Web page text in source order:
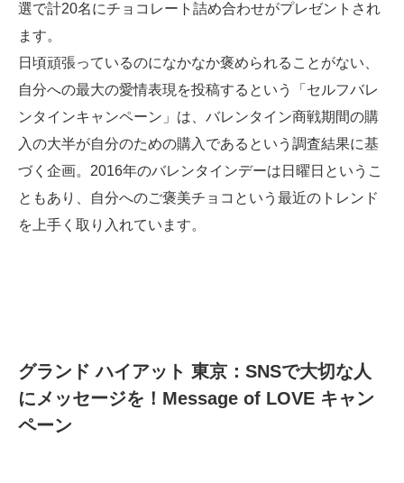
選で計20名にチョコレート詰め合わせがプレゼントされ
ます。
日頃頑張っているのになかなか褒められることがない、
自分への最大の愛情表現を投稿するという「セルフバレ
ンタインキャンペーン」は、バレンタイン商戦期間の購
入の大半が自分のための購入であるという調査結果に基
づく企画。2016年のバレンタインデーは日曜日というこ
ともあり、自分へのご褒美チョコという最近のトレンド
を上手く取り入れています。
グランド ハイアット 東京：SNSで大切な人
にメッセージを！Message of LOVE キャン
ペーン